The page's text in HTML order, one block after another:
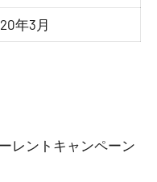
年3月
レント キャンペーン